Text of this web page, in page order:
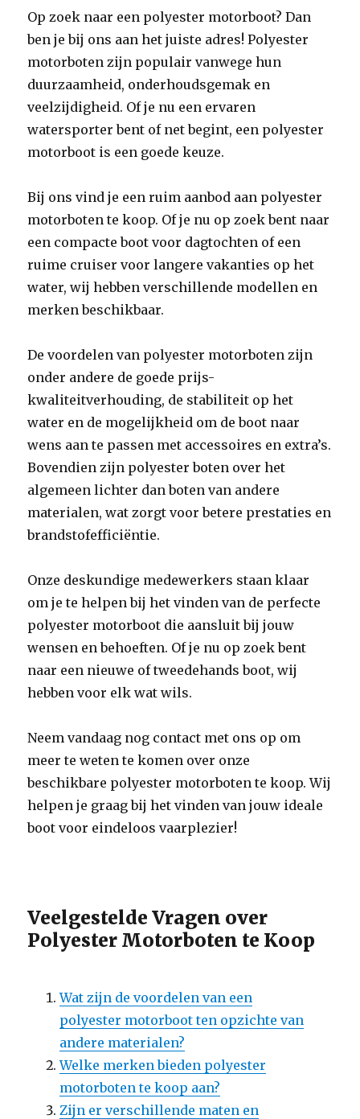
Op zoek naar een polyester motorboot? Dan
ben je bij ons aan het juiste adres! Polyester
motorboten zijn populair vanwege hun
duurzaamheid, onderhoudsgemak en
veelzijdigheid. Of je nu een ervaren
watersporter bent of net begint, een polyester
motorboot is een goede keuze.
Bij ons vind je een ruim aanbod aan polyester
motorboten te koop. Of je nu op zoek bent naar
een compacte boot voor dagtochten of een
ruime cruiser voor langere vakanties op het
water, wij hebben verschillende modellen en
merken beschikbaar.
De voordelen van polyester motorboten zijn
onder andere de goede prijs-
kwaliteitverhouding, de stabiliteit op het
water en de mogelijkheid om de boot naar
wens aan te passen met accessoires en extra’s.
Bovendien zijn polyester boten over het
algemeen lichter dan boten van andere
materialen, wat zorgt voor betere prestaties en
brandstofefficiëntie.
Onze deskundige medewerkers staan klaar
om je te helpen bij het vinden van de perfecte
polyester motorboot die aansluit bij jouw
wensen en behoeften. Of je nu op zoek bent
naar een nieuwe of tweedehands boot, wij
hebben voor elk wat wils.
Neem vandaag nog contact met ons op om
meer te weten te komen over onze
beschikbare polyester motorboten te koop. Wij
helpen je graag bij het vinden van jouw ideale
boot voor eindeloos vaarplezier!
Veelgestelde Vragen over
Polyester Motorboten te Koop
Wat zijn de voordelen van een
polyester motorboot ten opzichte van
andere materialen?
Welke merken bieden polyester
motorboten te koop aan?
Zijn er verschillende maten en